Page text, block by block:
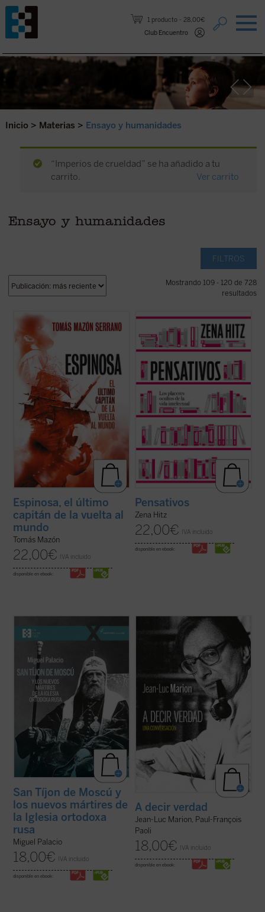
1 producto
28,00€
Club Encuentro
Saltar al contenido.
Inicio > Materias > Ensayo y humanidades
“Imperios de crueldad” se ha añadido a tu
carrito.
Ver carrito
Ensayo y humanidades
FILTROS
Mostrando 109 - 120 de 728
resultados
Tomás Mazón nos ofrece esta biografía,
fruto de un estudio exhaustivo, del capitán
Gonzalo Gómez de Espinosa, un hombre
fiel a su rey, a su patria, a sus compañeros
y a sus amigos, uno de los personajes más
relevantes de la expedición y, ...
(ver ficha)
Espinosa, el último
capitán de la vuelta al
mundo
Tomás Mazón
22,00€ IVA incluido
disponible en ebook:
Pensativoses un recordatorio apasionado
y oportuno de que una vida rica en el
ámbito del pensamiento es una vida plena.
Una invitación a aprender por el mero
placer de hacerlo y a renovar nuestra vida
ficha)
Pensativos
Zena Hitz
22,00€ IVA incluido
disponible en ebook:
1917, en los días de la revolución rusa. Su
mandato no duró ni ocho años. Falleció en
1925, a los sesenta años, casi seguro
envenenado. En 1989 fue declarado santo,
el primero de los nuevos mártires ...(ver
ficha)
San Tíjon de Moscú y
los nuevos mártires de
la Iglesia ortodoxa
rusa
Miguel Palacio
18,00€ IVA incluido
disponible en ebook:
¿Hacia dónde va el mundo? ¿Cuál es el
estado de la Iglesia? ¿Qué futuro tiene
preguntas formuladas por el periodista
especializado en el mundo de la cultura
Paul-François Paoli a las que Jean-Luc
(ver ficha)
A decir verdad
Jean-Luc Marion, Paul-François
Paoli
18,00€ IVA incluido
disponible en ebook: